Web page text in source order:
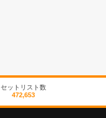
セットリスト数
472,653